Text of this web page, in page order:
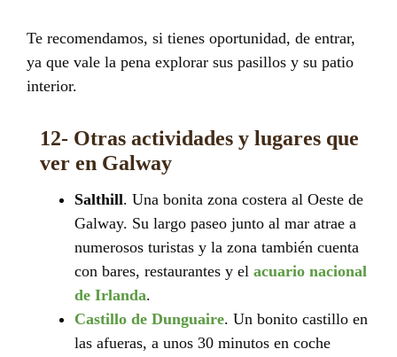
Te recomendamos, si tienes oportunidad, de entrar,
ya que vale la pena explorar sus pasillos y su patio
interior.
12- Otras actividades y lugares que
ver en Galway
Salthill. Una bonita zona costera al Oeste de
Galway. Su largo paseo junto al mar atrae a
numerosos turistas y la zona también cuenta
con bares, restaurantes y el acuario nacional
de Irlanda.
Castillo de Dunguaire. Un bonito castillo en
las afueras, a unos 30 minutos en coche